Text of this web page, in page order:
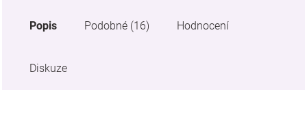
Popis Podobné (16) Hodnocení
Diskuze